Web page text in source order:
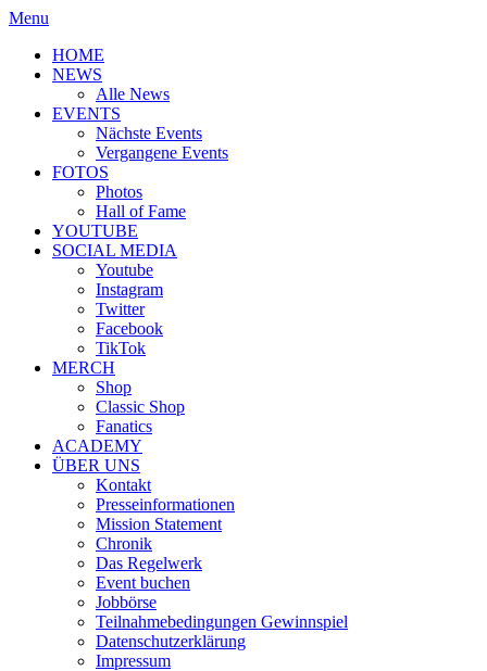
Menu
HOME
NEWS
Alle News
EVENTS
Nächste Events
Vergangene Events
FOTOS
Photos
Hall of Fame
YOUTUBE
SOCIAL MEDIA
Youtube
Instagram
Twitter
Facebook
TikTok
MERCH
Shop
Classic Shop
Fanatics
ACADEMY
ÜBER UNS
Kontakt
Presseinformationen
Mission Statement
Chronik
Das Regelwerk
Event buchen
Jobbörse
Teilnahmebedingungen Gewinnspiel
Datenschutzerklärung
Impressum